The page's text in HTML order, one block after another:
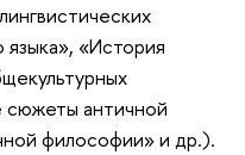
«История
античной
философии» и др.).